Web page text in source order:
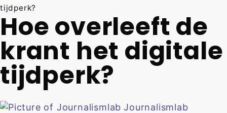
tijdperk?
Hoe overleeft de
krant het digitale
tijdperk?
Journalismlab